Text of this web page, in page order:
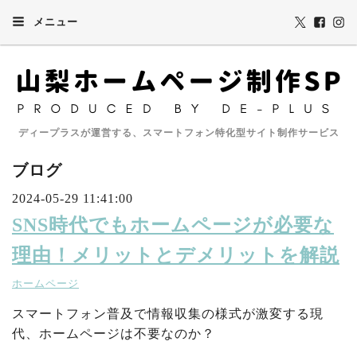
メニュー
ディープラスが運営する、スマートフォン特化型サイト制作サービス
ブログ
2024-05-29 11:41:00
SNS時代でもホームページが必要な
理由！メリットとデメリットを解説
ホームページ
スマートフォン普及で情報収集の様式が激変する現
代、ホームページは不要なのか？